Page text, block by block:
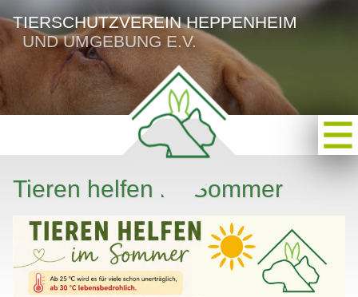
TIERSCHUTZVEREIN HEPPENHEIM
UND UMGEBUNG E.V.
Tieren helfen im Sommer